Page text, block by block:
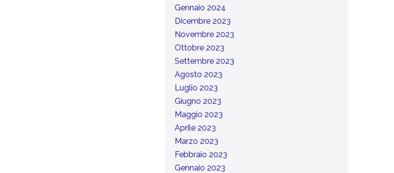
Gennaio 2024
Dicembre 2023
Novembre 2023
Ottobre 2023
Settembre 2023
Agosto 2023
Luglio 2023
Giugno 2023
Maggio 2023
Aprile 2023
Marzo 2023
Febbraio 2023
Gennaio 2023